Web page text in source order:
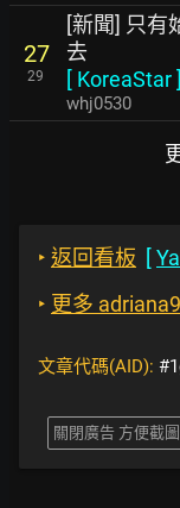
27
29
[新聞] 只
去
[ KoreaStar]
whj0530
‣ 返回看板 [
‣ 更多
文章代碼(AID):
關閉廣告 方便截圖